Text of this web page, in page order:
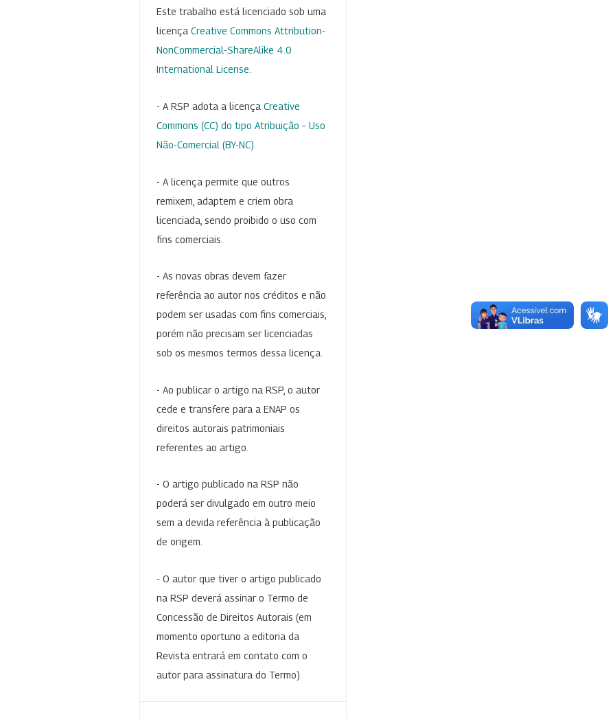
Este trabalho está licenciado sob uma
licença Creative Commons Attribution-
NonCommercial-ShareAlike 4.0
International License
- A RSP adota a licença Creative
Commons (CC) do tipo Atribuição – Uso
Não-Comercial (BY-NC)
- A licença permite que outros
remixem, adaptem e criem obra
licenciada, sendo proibido o uso com
fins comerciais.
- As novas obras devem fazer
referência ao autor nos créditos e não
podem ser usadas com fins comerciais,
porém não precisam ser licenciadas
sob os mesmos termos dessa licença.
- Ao publicar o artigo na RSP, o autor
cede e transfere para a ENAP os
direitos autorais patrimoniais
referentes ao artigo.
- O artigo publicado na RSP não
poderá ser divulgado em outro meio
sem a devida referência à publicação
de origem.
- O autor que tiver o artigo publicado
na RSP deverá assinar o Termo de
Concessão de Direitos Autorais (em
momento oportuno a editoria da
Revista entrará em contato com o
autor para assinatura do Termo).